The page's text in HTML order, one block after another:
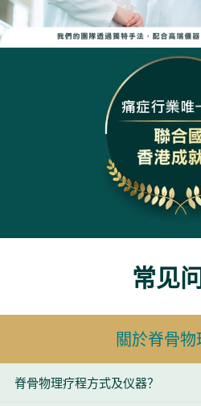
常见
關於脊骨
脊骨物理疗程方式及仪器？